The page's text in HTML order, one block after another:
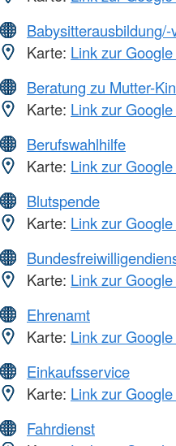
Karte: Link zur
Beratung zu Mutter-
Karte: Link zur
Berufswahlhilfe
Karte: Link zur
Blutspende
Karte: Link zur
Karte: Link zur
Ehrenamt
Karte: Link zur
Einkaufsservice
Karte: Link zur
Fahrdienst